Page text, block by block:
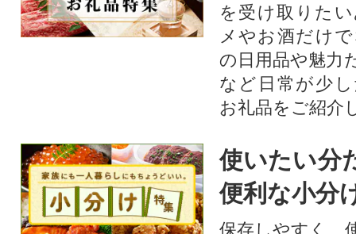
を受け取りた
メやお酒だけ
の日用品や魅力
など日常が少
お礼品をご紹介
使いたい分
便利な小分
保存しやすく、